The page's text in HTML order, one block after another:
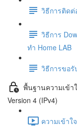
วิธีการติดต่
วิธีการ
ทำ Home LAB
วิธีการขอรั
พื้นฐานความเข้า
Version 4 (IPv4)
ความเข้าใ